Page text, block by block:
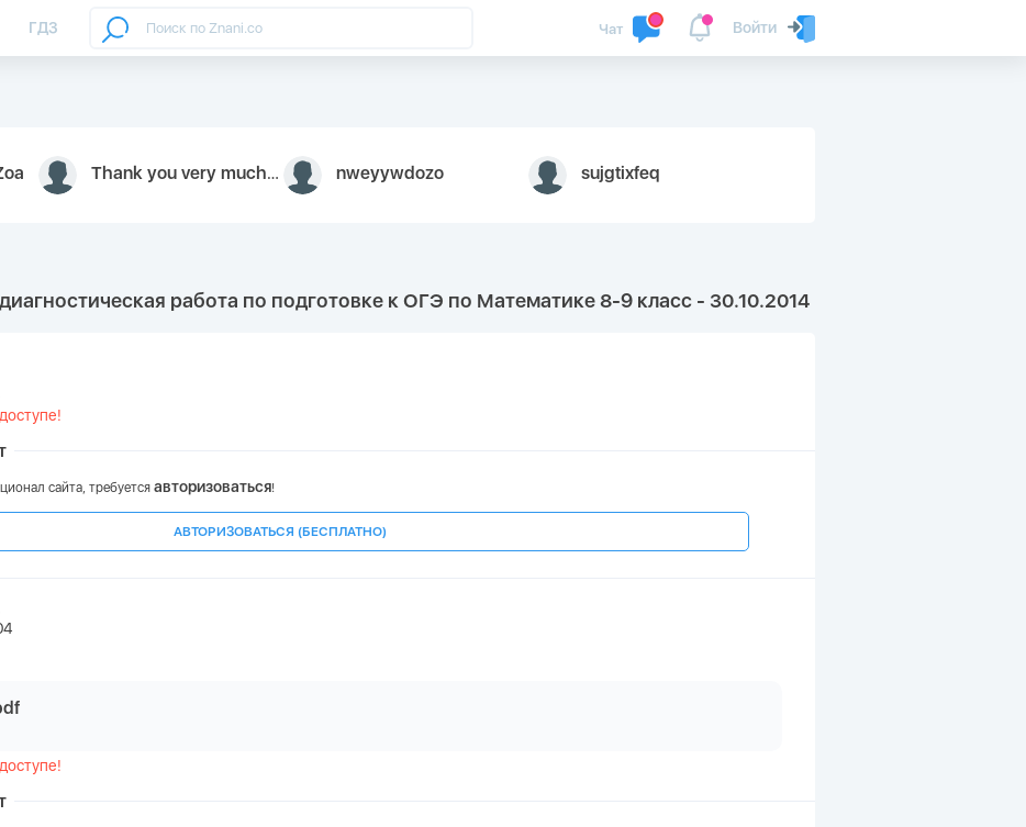
ГДЗ Войти
Чат
Thank you very much for your inquiry We appreciate you 9126052 https://youtube.com faceapple ! nweyywdozo sujgtixfeq
работа по подготовке к ОГЭ по Математике 8-9 класс - 30.10.2014
сайта, требуется авторизоваться!
АВТОРИЗОВАТЬСЯ (БЕСПЛАТНО)